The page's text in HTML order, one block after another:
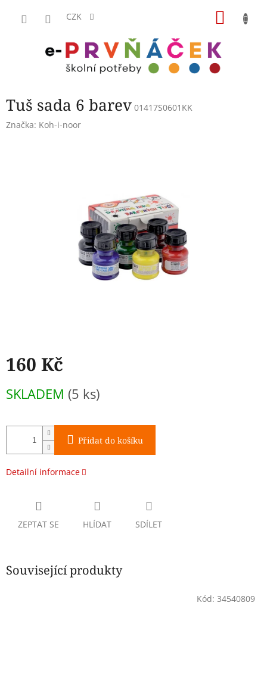
CZK
Tuš sada 6 barev 01417S0601KK
Značka: Koh-i-noor
160 Kč
cena:
SKLADEM (5 ks)
Přidat do košíku
Detailní informace
ZEPTAT SE HLÍDAT SDÍLET
Související produkty
Kód: 34540809